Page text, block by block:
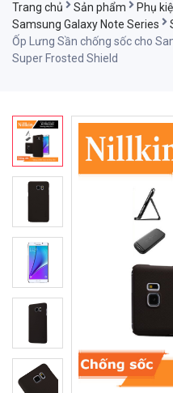
Trang chủ Sản phẩm
Phụ
Samsung Galaxy Note Series
Ốp Lưng Sần chống sốc cho
Super Frosted Shield